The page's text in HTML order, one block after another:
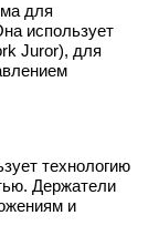
для
использует
Juror), для
технологию
Держатели
и